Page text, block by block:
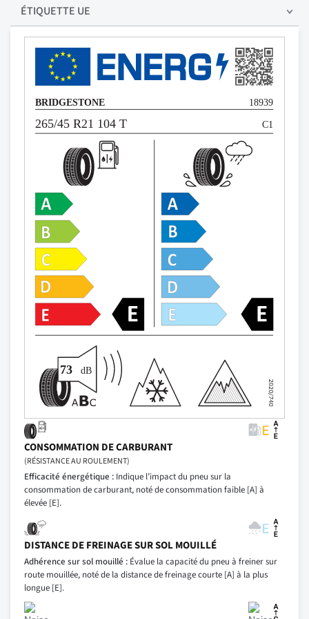
ÉTIQUETTE UE
CONSOMMATION DE CARBURANT
(RÉSISTANCE AU ROULEMENT)
Efficacité énergétique : Indique l’impact du pneu sur la
consommation de carburant, noté de consommation faible [A] à
élevée [E].
DISTANCE DE FREINAGE SUR SOL MOUILLÉ
Adhérence sur sol mouillé : Évalue la capacité du pneu à freiner sur
route mouillée, noté de la distance de freinage courte [A] à la plus
longue [E].